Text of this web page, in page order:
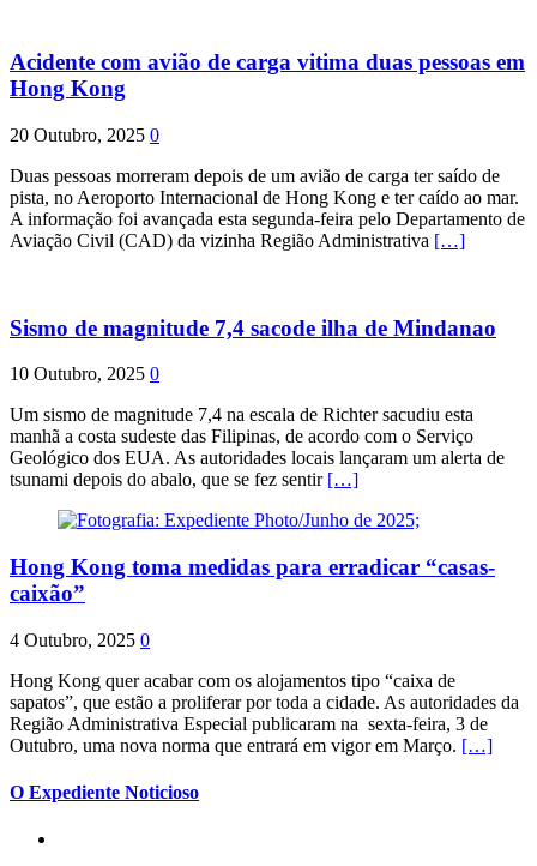
Acidente com avião de carga vitima duas pessoas em
Hong Kong
20 Outubro, 2025 0
Duas pessoas morreram depois de um avião de carga ter saído de
pista, no Aeroporto Internacional de Hong Kong e ter caído ao mar.
A informação foi avançada esta segunda-feira pelo Departamento de
Aviação Civil (CAD) da vizinha Região Administrativa […]
Sismo de magnitude 7,4 sacode ilha de Mindanao
10 Outubro, 2025 0
Um sismo de magnitude 7,4 na escala de Richter sacudiu esta
manhã a costa sudeste das Filipinas, de acordo com o Serviço
Geológico dos EUA. As autoridades locais lançaram um alerta de
tsunami depois do abalo, que se fez sentir […]
Hong Kong toma medidas para erradicar “casas-
caixão”
4 Outubro, 2025 0
Hong Kong quer acabar com os alojamentos tipo “caixa de
sapatos”, que estão a proliferar por toda a cidade. As autoridades da
Região Administrativa Especial publicaram na sexta-feira, 3 de
Outubro, uma nova norma que entrará em vigor em Março. […]
O Expediente Noticioso